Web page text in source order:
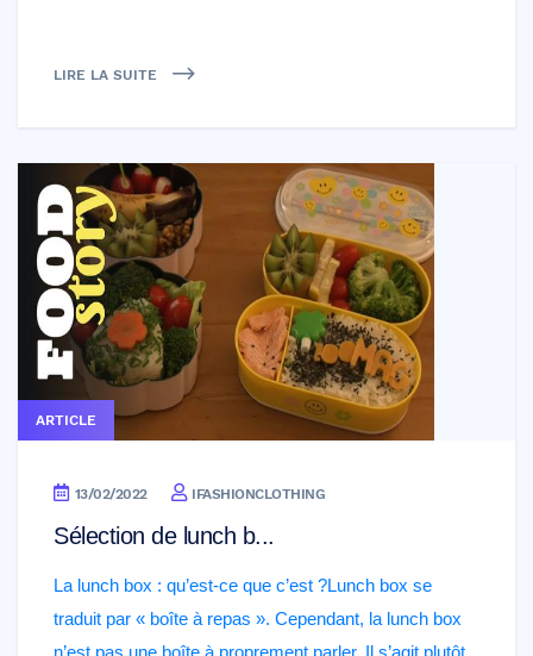
LIRE LA SUITE
ARTICLE
13/02/2022 IFASHIONCLOTHING
Sélection de lunch b...
La lunch box : qu’est-ce que c’est ?Lunch box se
traduit par « boîte à repas ». Cependant, la lunch box
n’est pas une boîte à proprement parler. Il s’agit plutôt